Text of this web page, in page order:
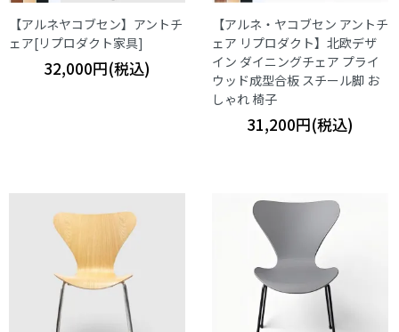
【アルネヤコブセン】アントチ
ェア[リプロダクト家具]
32,000円(税込)
【アルネ・ヤコブセン アントチ
ェア リプロダクト】北欧デザ
イン ダイニングチェア プライ
ウッド成型合板 スチール脚 お
しゃれ 椅子
31,200円(税込)